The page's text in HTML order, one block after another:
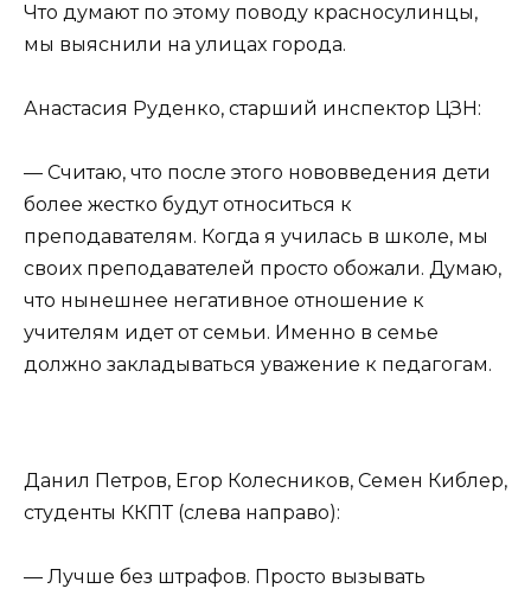
Что думают по этому поводу красносулинцы,
мы выяснили на улицах города.
Анастасия Руденко, старший инспектор ЦЗН:
— Считаю, что после этого нововведения дети
более жестко будут относиться к
преподавателям. Когда я училась в школе, мы
своих преподавателей просто обожали. Думаю,
что нынешнее негативное отношение к
учителям идет от семьи. Именно в семье
должно закладываться уважение к педагогам.
Данил Петров, Егор Колесников, Семен Киблер,
студенты ККПТ (слева направо):
— Лучше без штрафов. Просто вызывать